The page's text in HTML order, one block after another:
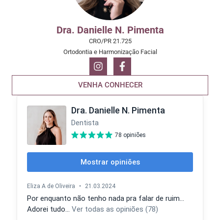
Dra. Danielle N. Pimenta
CRO/PR 21.725
Ortodontia e Harmonização Facial
VENHA CONHECER